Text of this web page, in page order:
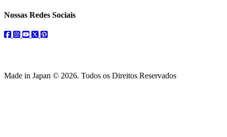
Nossas Redes Sociais
facebook
instagram
youtube
twitterpinterest
Made in Japan © 2026. Todos os Direitos Reservados